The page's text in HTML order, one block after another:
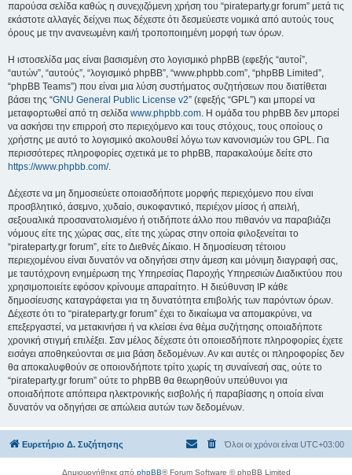
παρούσα σελίδα καθώς η συνεχιζόμενη χρήση του “pirateparty.gr forum” μετά τις
εκάστοτε αλλαγές δείχνει πως δέχεστε ότι δεσμεύεστε νομικά από αυτούς τους
όρους με την ανανεωμένη και/ή τροποποιημένη μορφή των όρων.
Η ιστοσελίδα μας είναι βασισμένη στο λογισμικό phpBB (εφεξής “αυτοί”,
“αυτών”, “αυτούς”, “λογισμικό phpBB”, “www.phpbb.com”, “phpBB Limited”,
“phpBB Teams”) που είναι μια λύση συστήματος συζητήσεων που διατίθεται
βάσει της “GNU General Public License v2” (εφεξής “GPL”) και μπορεί να
μεταφορτωθεί από τη σελίδα www.phpbb.com. Η ομάδα του phpBB δεν μπορεί
να ασκήσει την επιρροή στο περιεχόμενο και τους στόχους, τους οποίους ο
χρήστης με αυτό το λογισμικό ακολουθεί λόγω των κανονισμών του GPL. Για
περισσότερες πληροφορίες σχετικά με το phpBB, παρακαλούμε δείτε στο
https://www.phpbb.com/.
Δέχεστε να μη δημοσιεύετε οποιασδήποτε μορφής περιεχόμενο που είναι
προσβλητικό, άσεμνο, χυδαίο, συκοφαντικό, περιέχον μίσος ή απειλή,
σεξουαλικά προσανατολισμένο ή οτιδήποτε άλλο που πιθανόν να παραβιάζει
νόμους είτε της χώρας σας, είτε της χώρας στην οποία φιλοξενείται το
“pirateparty.gr forum”, είτε το Διεθνές Δίκαιο. Η δημοσίευση τέτοιου
περιεχομένου είναι δυνατόν να οδηγήσει στην άμεση και μόνιμη διαγραφή σας,
με ταυτόχρονη ενημέρωση της Υπηρεσίας Παροχής Υπηρεσιών Διαδικτύου που
χρησιμοποιείτε εφόσον κρίνουμε απαραίτητο. Η διεύθυνση IP κάθε
δημοσίευσης καταγράφεται για τη δυνατότητα επιβολής των παρόντων όρων.
Δέχεστε ότι το “pirateparty.gr forum” έχει το δικαίωμα να απομακρύνει, να
επεξεργαστεί, να μετακινήσει ή να κλείσει ένα θέμα συζήτησης οποιαδήποτε
χρονική στιγμή επιλέξει. Σαν μέλος δέχεστε ότι οποιεσδήποτε πληροφορίες έχετε
εισάγει αποθηκεύονται σε μια βάση δεδομένων. Αν και αυτές οι πληροφορίες δεν
θα αποκαλυφθούν σε οποιονδήποτε τρίτο χωρίς τη συναίνεσή σας, ούτε το
“pirateparty.gr forum” ούτε το phpBB θα θεωρηθούν υπεύθυνοι για
οποιαδήποτε απόπειρα ηλεκτρονικής εισβολής ή παραβίασης η οποία είναι
δυνατόν να οδηγήσει σε απώλεια αυτών των δεδομένων.
Ευρετήριο Δ. Συζήτησης Όλοι οι χρόνοι είναι UTC+03:00
Δημιουργήθηκε από phpBB® Forum Software © phpBB Limited